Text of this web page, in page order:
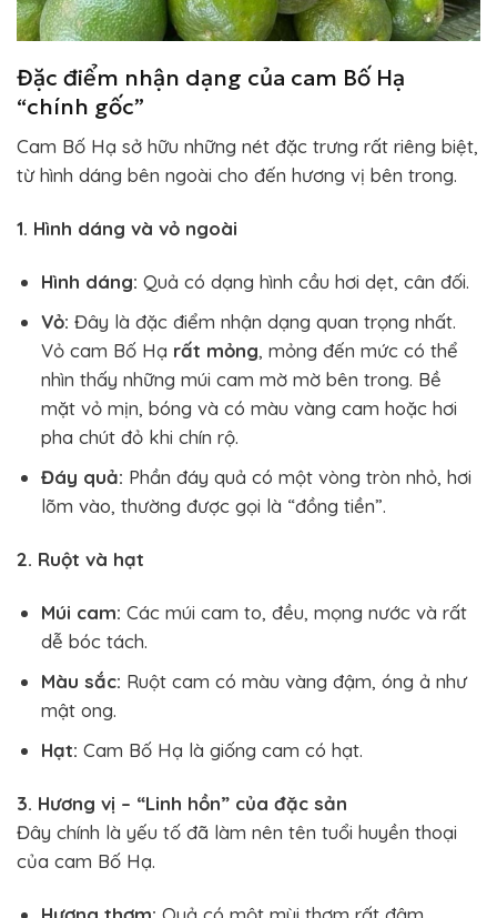
Đặc điểm nhận dạng của cam Bố Hạ
“chính gốc”
Cam Bố Hạ sở hữu những nét đặc trưng rất riêng biệt,
từ hình dáng bên ngoài cho đến hương vị bên trong.
1. Hình dáng và vỏ ngoài
Hình dáng: Quả có dạng hình cầu hơi dẹt, cân đối.
Vỏ: Đây là đặc điểm nhận dạng quan trọng nhất.
Vỏ cam Bố Hạ rất mỏng, mỏng đến mức có thể
nhìn thấy những múi cam mờ mờ bên trong. Bề
mặt vỏ mịn, bóng và có màu vàng cam hoặc hơi
pha chút đỏ khi chín rộ.
Đáy quả: Phần đáy quả có một vòng tròn nhỏ, hơi
lõm vào, thường được gọi là “đồng tiền”.
2. Ruột và hạt
Múi cam: Các múi cam to, đều, mọng nước và rất
dễ bóc tách.
Màu sắc: Ruột cam có màu vàng đậm, óng ả như
mật ong.
Hạt: Cam Bố Hạ là giống cam có hạt.
3. Hương vị – “Linh hồn” của đặc sản
Đây chính là yếu tố đã làm nên tên tuổi huyền thoại
của cam Bố Hạ.